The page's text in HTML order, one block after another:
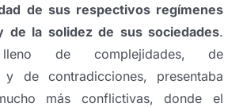
de sus respectivos regímenes
de la solidez de sus sociedades.
lleno de complejidades, de
y de contradicciones, presentaba
más conflictivas, donde el